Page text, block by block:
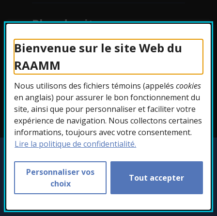
Bienvenue sur le site Web du
RAAMM
Nous utilisons des fichiers témoins (appeléscookies
en anglais) pour assurer le bon fonctionnement du
site, ainsi que pour personnaliser et faciliter votre
expérience de navigation. Nous collectons certaines
informations, toujours avec votre consentement.
Lire la politique de confidentialité.
Personnaliser vos
choix
Tout accepter
Plan du site
Protection des
renseignements
Accessibilité
réservés.
Personnaliser les témoins
Conception :Ekloweb - Cet hyperlien